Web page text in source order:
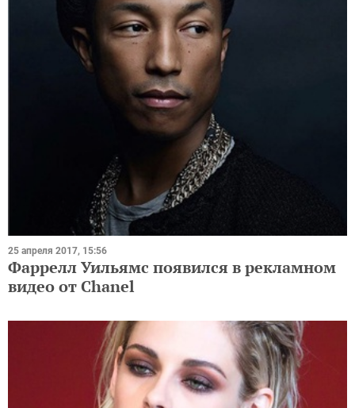
25 апреля 2017, 15:56
Фаррелл Уильямс появился в рекламном
видео от Chanel